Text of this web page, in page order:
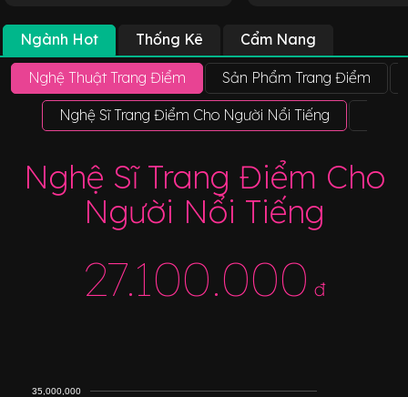
Ngành Hot Thống Kê Cẩm Nang
Nghệ Thuật Trang Điểm Sản Phẩm Trang Điểm
Nghệ Sĩ Trang Điểm Cho Người Nổi Tiếng
Nghệ Sĩ Trang Điểm Cho
Người Nổi Tiếng
27.100.000 đ
35,000,000